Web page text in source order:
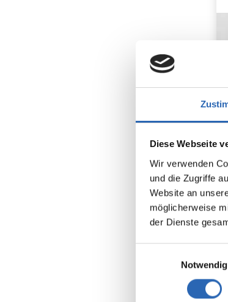
Diese Webseite
Wir verwenden
und die Zugriffe
Website an
möglicherweise
der Dienste
Notwendig